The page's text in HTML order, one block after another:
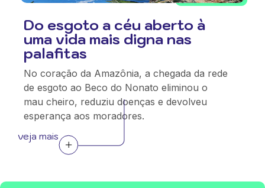
Do esgoto a céu aberto à
uma vida mais digna nas
palafitas
No coração da Amazônia, a chegada da rede
de esgoto ao Beco do Nonato eliminou o
mau cheiro, reduziu doenças e devolveu
esperança aos moradores.
veja mais